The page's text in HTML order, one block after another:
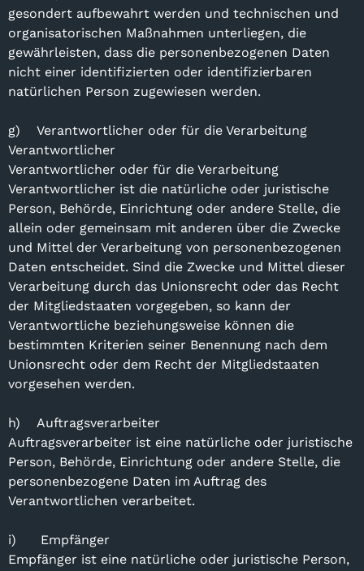
gesondert aufbewahrt werden und technischen und
organisatorischen Maßnahmen unterliegen, die
gewährleisten, dass die personenbezogenen Daten
nicht einer identifizierten oder identifizierbaren
natürlichen Person zugewiesen werden.
g) Verantwortlicher oder für die Verarbeitung
Verantwortlicher
Verantwortlicher oder für die Verarbeitung
Verantwortlicher ist die natürliche oder juristische
Person, Behörde, Einrichtung oder andere Stelle, die
allein oder gemeinsam mit anderen über die Zwecke
und Mittel der Verarbeitung von personenbezogenen
Daten entscheidet. Sind die Zwecke und Mittel dieser
Verarbeitung durch das Unionsrecht oder das Recht
der Mitgliedstaaten vorgegeben, so kann der
Verantwortliche beziehungsweise können die
bestimmten Kriterien seiner Benennung nach dem
Unionsrecht oder dem Recht der Mitgliedstaaten
vorgesehen werden.
h) Auftragsverarbeiter
Auftragsverarbeiter ist eine natürliche oder juristische
Person, Behörde, Einrichtung oder andere Stelle, die
personenbezogene Daten im Auftrag des
Verantwortlichen verarbeitet.
i) Empfänger
Empfänger ist eine natürliche oder juristische Person,